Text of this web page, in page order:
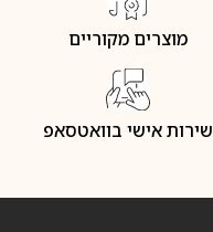
מוצרים מקוריים
שירות אישי בוואטסאפ